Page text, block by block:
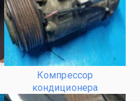
Компрессор
кондиционера